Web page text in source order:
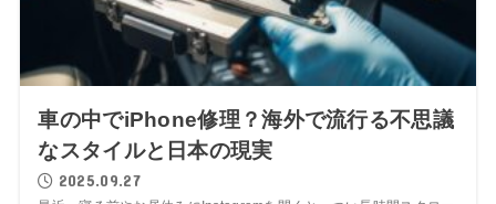
車の中でiPhone修理？海外で流行る不思議
なスタイルと日本の現実
2025.09.27